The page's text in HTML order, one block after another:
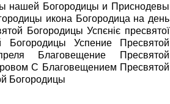
нашей Богородицы и Приснодевы
икона Богородица на день
Богородицы Успєніє пресвятої
Богородицы Успение Пресвятой
Благовещение Пресвятой
С Благовещением Пресвятой
Богородицы